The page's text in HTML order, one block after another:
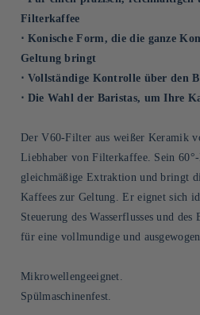
Filterkaffee
⋅ Konische Form, die die ganze
Geltung bringt
⋅ Vollständige Kontrolle über den
⋅ Die Wahl der Baristas, um Ihre
Der V60-Filter aus weißer Keramik
Liebhaber von Filterkaffee. Sein
gleichmäßige Extraktion und bringt
Kaffees zur Geltung. Er eignet sich
Steuerung des Wasserflusses und
für eine vollmundige und
Mikrowellengeeignet.
Spülmaschinenfest.